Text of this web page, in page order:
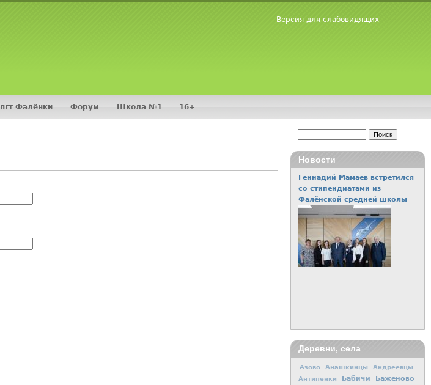
Версия для слабовидящих
пгт Фалёнки Форум Школа №1 16+
Новости
Геннадий Мамаев встретился
со стипендиатами из
Фалёнской средней школы
Деревни, села
Азово Анашкинцы
Андреевцы
Антипёнки
Бабичи Баженово